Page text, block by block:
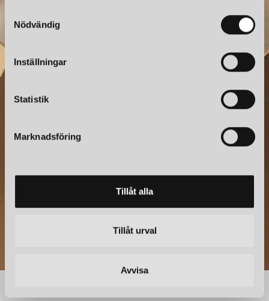
y
Nödvändig
Inställningar
Statistik
Marknadsföring
Tillåt alla
Tillåt urval
Avvisa